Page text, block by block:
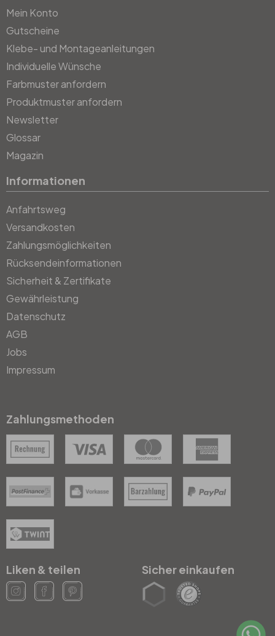
Mein Konto
Gutscheine
Klebe- und Montageanleitungen
Individuelle Wünsche
Farbmuster anfordern
Produktmuster anfordern
Newsletter
Glossar
Magazin
Informationen
Anfahrtsweg
Versandkosten
Zahlungsmöglichkeiten
Rücksendeinformationen
Sicherheit & Zertifikate
Gewährleistung
Datenschutz
AGB
Jobs
Impressum
Zahlungsmethoden
Liken & teilen Sicher einkaufen